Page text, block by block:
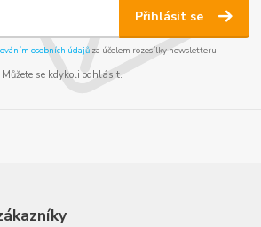
Přihlásit se
osobních údajůza účelem rozesílky newsletteru.
Můžete se kdykoli odhlásit.